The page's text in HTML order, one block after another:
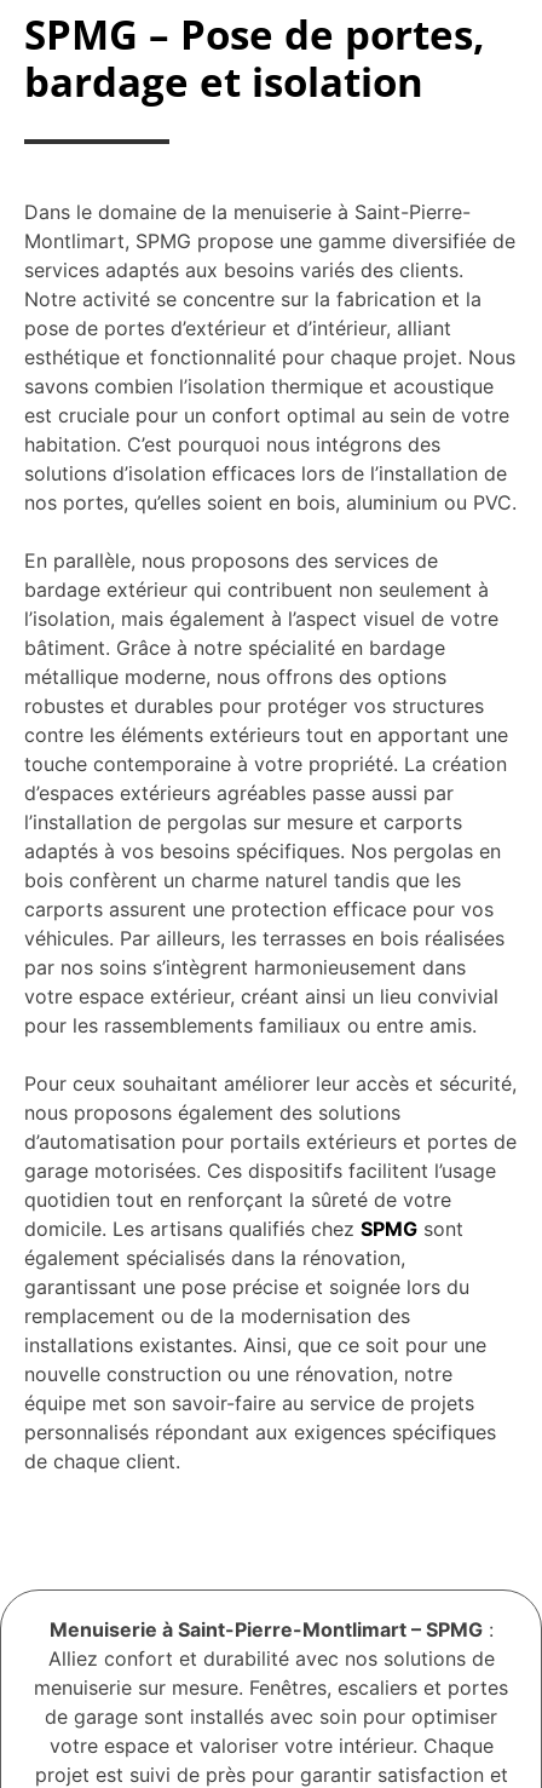
SPMG – Pose de portes,
bardage et isolation
Dans le domaine de la menuiserie à Saint-Pierre-
Montlimart, SPMG propose une gamme diversifiée de
services adaptés aux besoins variés des clients.
Notre activité se concentre sur la fabrication et la
pose de portes d’extérieur et d’intérieur, alliant
esthétique et fonctionnalité pour chaque projet. Nous
savons combien l’isolation thermique et acoustique
est cruciale pour un confort optimal au sein de votre
habitation. C’est pourquoi nous intégrons des
solutions d’isolation efficaces lors de l’installation de
nos portes, qu’elles soient en bois, aluminium ou PVC.
En parallèle, nous proposons des services de
bardage extérieur qui contribuent non seulement à
l’isolation, mais également à l’aspect visuel de votre
bâtiment. Grâce à notre spécialité en bardage
métallique moderne, nous offrons des options
robustes et durables pour protéger vos structures
contre les éléments extérieurs tout en apportant une
touche contemporaine à votre propriété. La création
d’espaces extérieurs agréables passe aussi par
l’installation de pergolas sur mesure et carports
adaptés à vos besoins spécifiques. Nos pergolas en
bois confèrent un charme naturel tandis que les
carports assurent une protection efficace pour vos
véhicules. Par ailleurs, les terrasses en bois réalisées
par nos soins s’intègrent harmonieusement dans
votre espace extérieur, créant ainsi un lieu convivial
pour les rassemblements familiaux ou entre amis.
Pour ceux souhaitant améliorer leur accès et sécurité,
nous proposons également des solutions
d’automatisation pour portails extérieurs et portes de
garage motorisées. Ces dispositifs facilitent l’usage
quotidien tout en renforçant la sûreté de votre
domicile. Les artisans qualifiés chez SPMG sont
également spécialisés dans la rénovation,
garantissant une pose précise et soignée lors du
remplacement ou de la modernisation des
installations existantes. Ainsi, que ce soit pour une
nouvelle construction ou une rénovation, notre
équipe met son savoir-faire au service de projets
personnalisés répondant aux exigences spécifiques
de chaque client.
Menuiserie à Saint-Pierre-Montlimart – SPMG:
Alliez confort et durabilité avec nos solutions de
menuiserie sur mesure. Fenêtres, escaliers et portes
de garage sont installés avec soin pour optimiser
votre espace et valoriser votre intérieur. Chaque
projet est suivi de près pour garantir satisfaction et